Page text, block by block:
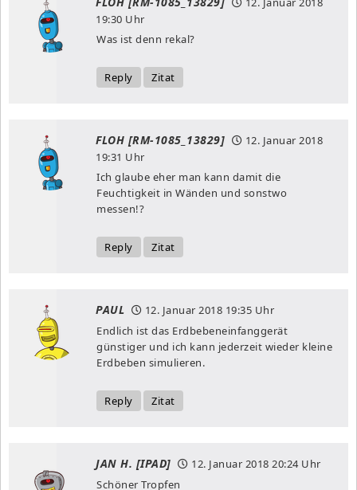
19:30 Uhr
Was ist denn rekal?
Reply Zitat
FLOH [RM-1085_13829]
12. Januar 2018
19:31 Uhr
Ich glaube eher man kann damit die
Feuchtigkeit in Wänden und sonstwo
messen!?
Reply Zitat
PAUL 12. Januar 2018 19:35 Uhr
Endlich ist das Erdbebeneinfanggerät
günstiger und ich kann jederzeit wieder kleine
Erdbeben simulieren.
Reply Zitat
JAN H. [IPAD] 12. Januar 2018 20:24 Uhr
Schöner Tropfen